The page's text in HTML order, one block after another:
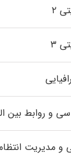
۲
۳
و روابط بین
و مدیریت